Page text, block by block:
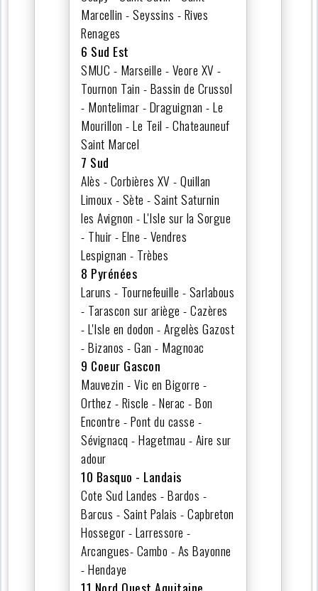
Marcellin - Seyssins - Rives
Renages
6 Sud Est
SMUC - Marseille - Veore XV -
Tournon Tain - Bassin de Crussol
- Montelimar - Draguignan - Le
Mourillon - Le Teil - Chateauneuf
Saint Marcel
7 Sud
Alès - Corbières XV - Quillan
Limoux - Sète - Saint Saturnin
les Avignon - L'Isle sur la Sorgue
- Thuir - Elne - Vendres
Lespignan - Trèbes
8 Pyrénées
Laruns - Tournefeuille - Sarlabous
- Tarascon sur ariège - Cazères
- L'Isle en dodon - Argelès Gazost
- Bizanos - Gan - Magnoac
9 Coeur Gascon
Mauvezin - Vic en Bigorre -
Orthez - Riscle - Nerac - Bon
Encontre - Pont du casse -
Sévignacq - Hagetmau - Aire sur
adour
10 Basquo - Landais
Cote Sud Landes - Bardos -
Barcus - Saint Palais - Capbreton
Hossegor - Larressore -
Arcangues- Cambo - As Bayonne
- Hendaye